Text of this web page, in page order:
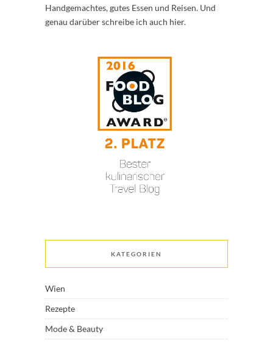
Handgemachtes, gutes Essen und Reisen. Und
genau darüber schreibe ich auch hier.
KATEGORIEN
Wien
Rezepte
Mode & Beauty